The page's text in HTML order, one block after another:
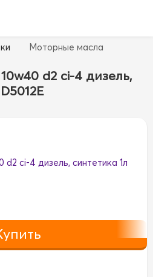
Моторные масла
d2 ci-4 дизель,